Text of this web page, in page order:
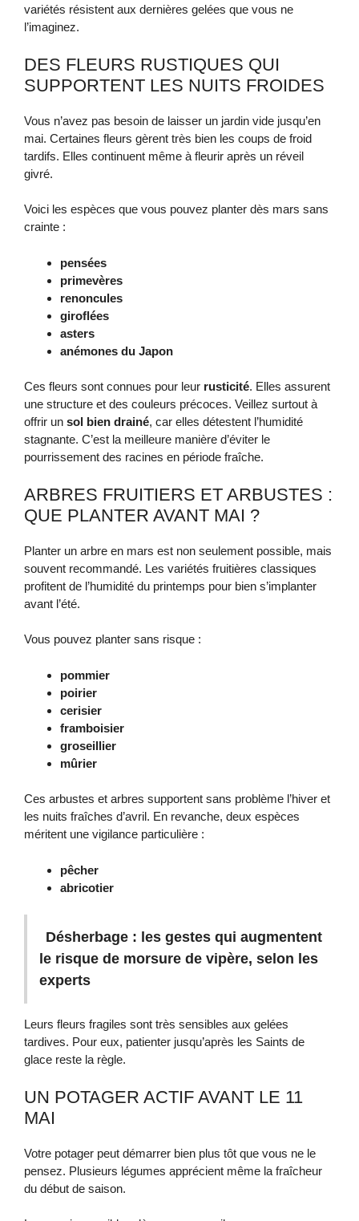
variétés résistent aux dernières gelées que vous ne
l’imaginez.
DES FLEURS RUSTIQUES QUI
SUPPORTENT LES NUITS FROIDES
Vous n’avez pas besoin de laisser un jardin vide jusqu’en
mai. Certaines fleurs gèrent très bien les coups de froid
tardifs. Elles continuent même à fleurir après un réveil
givré.
Voici les espèces que vous pouvez planter dès mars sans
crainte :
pensées
primevères
renoncules
giroflées
asters
anémones du Japon
Ces fleurs sont connues pour leur rusticité. Elles assurent
une structure et des couleurs précoces. Veillez surtout à
offrir un sol bien drainé, car elles détestent l’humidité
stagnante. C’est la meilleure manière d’éviter le
pourrissement des racines en période fraîche.
ARBRES FRUITIERS ET ARBUSTES :
QUE PLANTER AVANT MAI ?
Planter un arbre en mars est non seulement possible, mais
souvent recommandé. Les variétés fruitières classiques
profitent de l’humidité du printemps pour bien s’implanter
avant l’été.
Vous pouvez planter sans risque :
pommier
poirier
cerisier
framboisier
groseillier
mûrier
Ces arbustes et arbres supportent sans problème l’hiver et
les nuits fraîches d’avril. En revanche, deux espèces
méritent une vigilance particulière :
pêcher
abricotier
Désherbage : les gestes qui augmentent
le risque de morsure de vipère, selon les
experts
Leurs fleurs fragiles sont très sensibles aux gelées
tardives. Pour eux, patienter jusqu’après les Saints de
glace reste la règle.
UN POTAGER ACTIF AVANT LE 11
MAI
Votre potager peut démarrer bien plus tôt que vous ne le
pensez. Plusieurs légumes apprécient même la fraîcheur
du début de saison.